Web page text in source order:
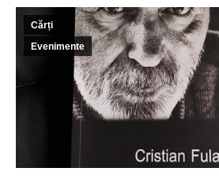
Cărți
Evenimente